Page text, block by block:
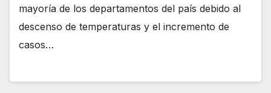
mayoría de los departamentos del país debido al
descenso de temperaturas y el incremento de
casos…